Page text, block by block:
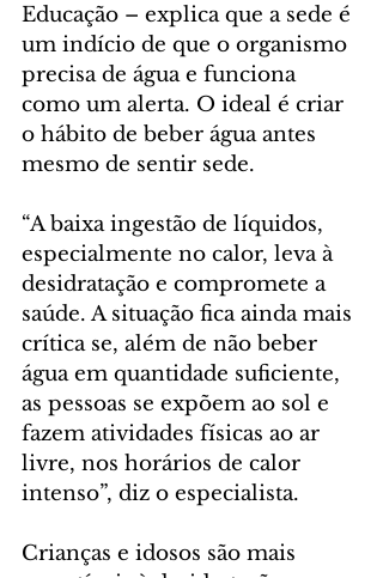
Educação – explica que a sede é
um indício de que o organismo
precisa de água e funciona
como um alerta. O ideal é criar
o hábito de beber água antes
mesmo de sentir sede.
“A baixa ingestão de líquidos,
especialmente no calor, leva à
desidratação e compromete a
saúde. A situação fica ainda mais
crítica se, além de não beber
água em quantidade suficiente,
as pessoas se expõem ao sol e
fazem atividades físicas ao ar
livre, nos horários de calor
intenso”, diz o especialista.
Crianças e idosos são mais